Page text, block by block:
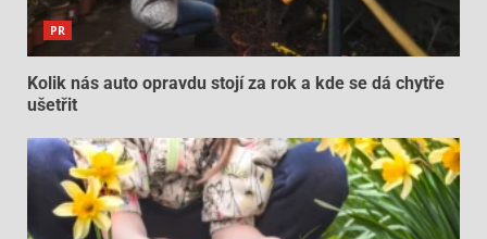
PR
Kolik nás auto opravdu stojí za rok a kde se dá chytře
ušetřit